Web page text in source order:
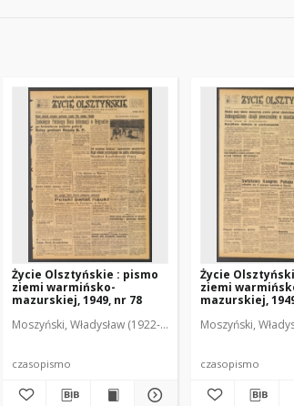
1971). Red. Osiecki, Andrzej. Red.
Red. Mroczkowski, Włodzimierz (1902-1971). Red.
Życie Olsztyńskie : pismo
ziemi warmińsko-
mazurskiej, 1949, nr 78
Moszyński, Władysław (1922-2001). Red. Mroczkowski,
czasopismo
Życie
ziemi
mazurskiej,
Moszyński,
czasopismo